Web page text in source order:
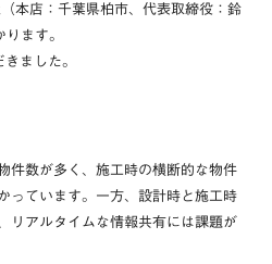
本店：千葉県柏市、代表取締役：鈴
ます。
ました。
件数が多く、施工時の横断的な物件
っています。一方、設計時と施工時
リアルタイムな情報共有には課題が